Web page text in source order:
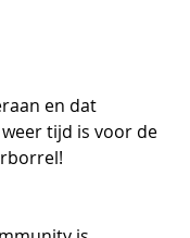
en dat
tijd is voor de